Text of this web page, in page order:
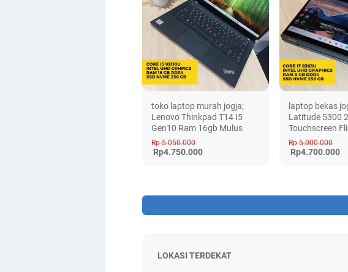
toko laptop murah jogja;
Lenovo Thinkpad T14 I5
Gen10 Ram 16gb Mulus
Rp 5.050.000
Rp4.750.000
laptop bekas
Latitude 5300
Touchscreen
Rp 5.000.000
Rp4.700.000
LOKASI TERDEKAT